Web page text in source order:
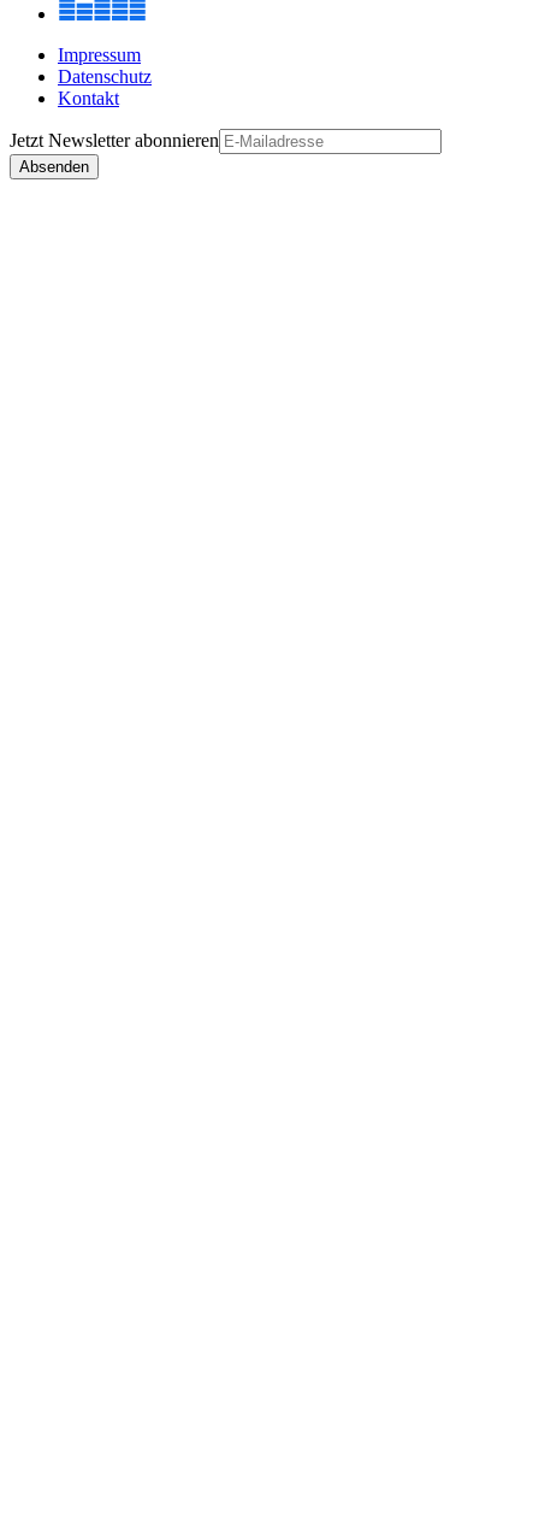
Impressum
Datenschutz
Kontakt
Jetzt Newsletterabonnieren
Absenden